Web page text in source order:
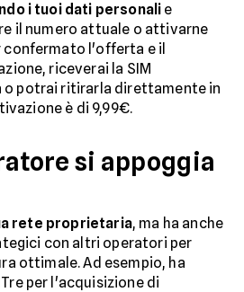
i tuoi dati personali e
il numero attuale o attivarne
confermato l'offerta e il
riceverai la SIM
o potrai ritirarla direttamente in
è di 9,99€.
si appoggia
rete proprietaria, ma ha anche
con altri operatori per
ottimale. Ad esempio, ha
per l'acquisizione di